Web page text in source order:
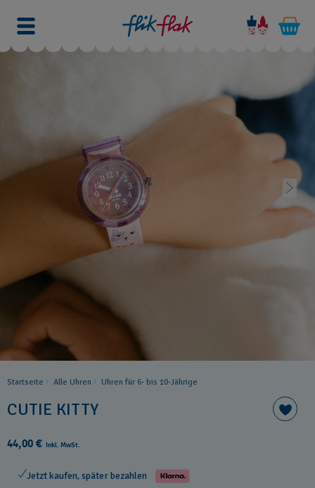
Startseite Alle Uhren Uhren für 6- bis 10-Jährige
CUTIE KITTY
44,00 € Inkl. MwSt.
Jetzt kaufen, später bezahlen